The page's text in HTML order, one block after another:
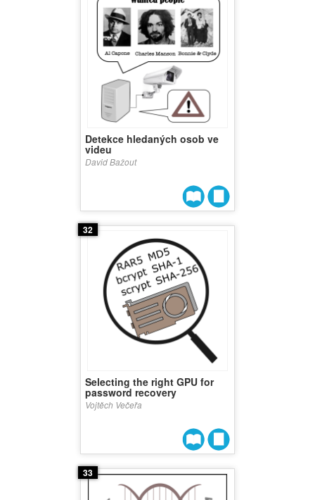
Detekce hledaných osob ve
videu
David Bažout
32
Selecting the right GPU for
password recovery
Vojtěch Večeřa
33